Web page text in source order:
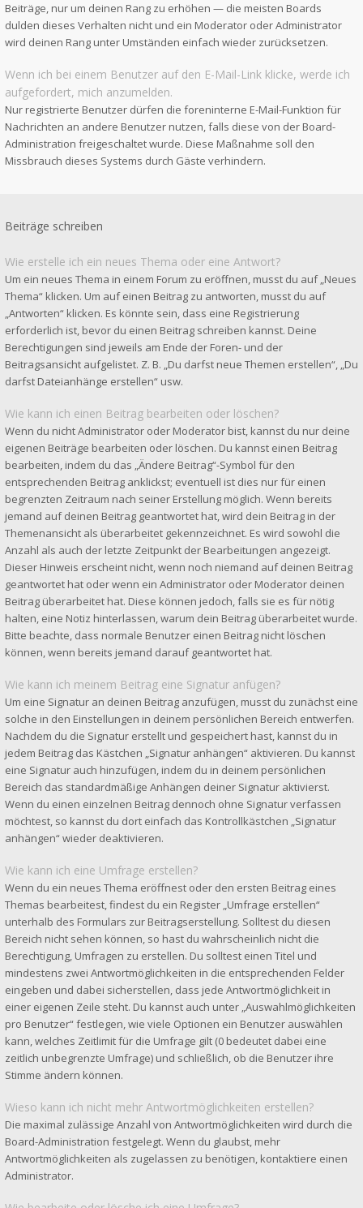
Beiträge, nur um deinen Rang zu erhöhen — die meisten Boards
dulden dieses Verhalten nicht und ein Moderator oder Administrator
wird deinen Rang unter Umständen einfach wieder zurücksetzen.
Wenn ich bei einem Benutzer auf den E-Mail-Link klicke, werde ich
aufgefordert, mich anzumelden.
Nur registrierte Benutzer dürfen die foreninterne E-Mail-Funktion für
Nachrichten an andere Benutzer nutzen, falls diese von der Board-
Administration freigeschaltet wurde. Diese Maßnahme soll den
Missbrauch dieses Systems durch Gäste verhindern.
Beiträge schreiben
Wie erstelle ich ein neues Thema oder eine Antwort?
Um ein neues Thema in einem Forum zu eröffnen, musst du auf „Neues
Thema“ klicken. Um auf einen Beitrag zu antworten, musst du auf
„Antworten“ klicken. Es könnte sein, dass eine Registrierung
erforderlich ist, bevor du einen Beitrag schreiben kannst. Deine
Berechtigungen sind jeweils am Ende der Foren- und der
Beitragsansicht aufgelistet. Z. B. „Du darfst neue Themen erstellen“, „Du
darfst Dateianhänge erstellen“ usw.
Wie kann ich einen Beitrag bearbeiten oder löschen?
Wenn du nicht Administrator oder Moderator bist, kannst du nur deine
eigenen Beiträge bearbeiten oder löschen. Du kannst einen Beitrag
bearbeiten, indem du das „Ändere Beitrag“-Symbol für den
entsprechenden Beitrag anklickst; eventuell ist dies nur für einen
begrenzten Zeitraum nach seiner Erstellung möglich. Wenn bereits
jemand auf deinen Beitrag geantwortet hat, wird dein Beitrag in der
Themenansicht als überarbeitet gekennzeichnet. Es wird sowohl die
Anzahl als auch der letzte Zeitpunkt der Bearbeitungen angezeigt.
Dieser Hinweis erscheint nicht, wenn noch niemand auf deinen Beitrag
geantwortet hat oder wenn ein Administrator oder Moderator deinen
Beitrag überarbeitet hat. Diese können jedoch, falls sie es für nötig
halten, eine Notiz hinterlassen, warum dein Beitrag überarbeitet wurde.
Bitte beachte, dass normale Benutzer einen Beitrag nicht löschen
können, wenn bereits jemand darauf geantwortet hat.
Wie kann ich meinem Beitrag eine Signatur anfügen?
Um eine Signatur an deinen Beitrag anzufügen, musst du zunächst eine
solche in den Einstellungen in deinem persönlichen Bereich entwerfen.
Nachdem du die Signatur erstellt und gespeichert hast, kannst du in
jedem Beitrag das Kästchen „Signatur anhängen“ aktivieren. Du kannst
eine Signatur auch hinzufügen, indem du in deinem persönlichen
Bereich das standardmäßige Anhängen deiner Signatur aktivierst.
Wenn du einen einzelnen Beitrag dennoch ohne Signatur verfassen
möchtest, so kannst du dort einfach das Kontrollkästchen „Signatur
anhängen“ wieder deaktivieren.
Wie kann ich eine Umfrage erstellen?
Wenn du ein neues Thema eröffnest oder den ersten Beitrag eines
Themas bearbeitest, findest du ein Register „Umfrage erstellen“
unterhalb des Formulars zur Beitragserstellung. Solltest du diesen
Bereich nicht sehen können, so hast du wahrscheinlich nicht die
Berechtigung, Umfragen zu erstellen. Du solltest einen Titel und
mindestens zwei Antwortmöglichkeiten in die entsprechenden Felder
eingeben und dabei sicherstellen, dass jede Antwortmöglichkeit in
einer eigenen Zeile steht. Du kannst auch unter „Auswahlmöglichkeiten
pro Benutzer“ festlegen, wie viele Optionen ein Benutzer auswählen
kann, welches Zeitlimit für die Umfrage gilt (0 bedeutet dabei eine
zeitlich unbegrenzte Umfrage) und schließlich, ob die Benutzer ihre
Stimme ändern können.
Wieso kann ich nicht mehr Antwortmöglichkeiten erstellen?
Die maximal zulässige Anzahl von Antwortmöglichkeiten wird durch die
Board-Administration festgelegt. Wenn du glaubst, mehr
Antwortmöglichkeiten als zugelassen zu benötigen, kontaktiere einen
Administrator.